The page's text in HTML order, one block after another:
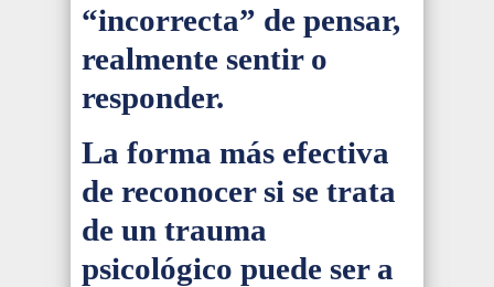
“incorrecta” de pensar,
realmente sentir o
responder.
La forma más efectiva
de reconocer si se trata
de un trauma
psicológico puede ser a